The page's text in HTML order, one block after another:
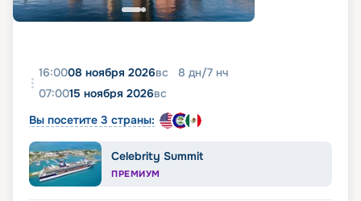
16:0008 ноября 2026вс 8 дн/7 нч
07:0015 ноября 2026вс
Вы посетите 3 страны:
Celebrity Summit
ПРЕМИУМ